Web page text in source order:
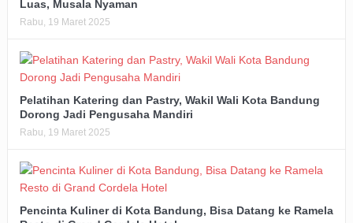
Luas, Musala Nyaman
Rabu, 19 Maret 2025
Pelatihan Katering dan Pastry, Wakil Wali Kota Bandung
Dorong Jadi Pengusaha Mandiri
Rabu, 19 Maret 2025
Pencinta Kuliner di Kota Bandung, Bisa Datang ke Ramela